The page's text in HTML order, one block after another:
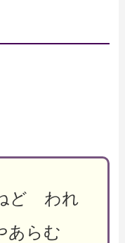
ど われ
あらむ